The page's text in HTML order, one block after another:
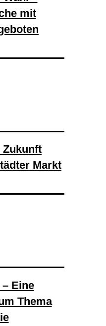
mit
Zukunft
Markt
Eine
Thema